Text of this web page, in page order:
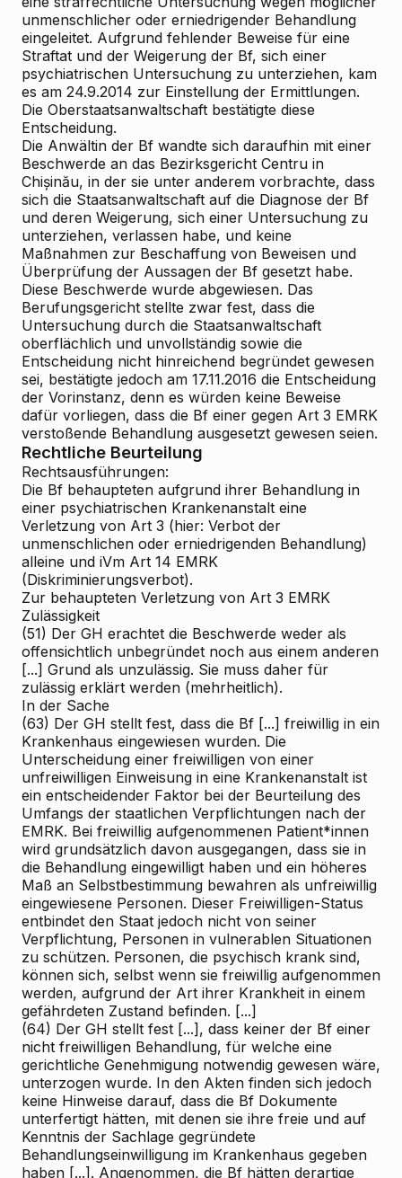
unmenschlicher oder erniedrigender Behandlung
eingeleitet. Aufgrund fehlender Beweise für eine
Straftat und der Weigerung der Bf, sich einer
psychiatrischen Untersuchung zu unterziehen, kam
es am 24.9.2014 zur Einstellung der Ermittlungen.
Die Oberstaatsanwaltschaft bestätigte diese
Entscheidung.
Die Anwältin der Bf wandte sich daraufhin mit einer
Beschwerde an das Bezirksgericht Centru in
Chișinău, in der sie unter anderem vorbrachte, dass
sich die Staatsanwaltschaft auf die Diagnose der Bf
und deren Weigerung, sich einer Untersuchung zu
unterziehen, verlassen habe, und keine
Maßnahmen zur Beschaffung von Beweisen und
Überprüfung der Aussagen der Bf gesetzt habe.
Diese Beschwerde wurde abgewiesen. Das
Berufungsgericht stellte zwar fest, dass die
Untersuchung durch die Staatsanwaltschaft
oberflächlich und unvollständig sowie die
Entscheidung nicht hinreichend begründet gewesen
sei, bestätigte jedoch am 17.11.2016 die Entscheidung
der Vorinstanz, denn es würden keine Beweise
dafür vorliegen, dass die Bf einer gegen Art 3 EMRK
verstoßende Behandlung ausgesetzt gewesen seien.
Rechtliche Beurteilung
Rechtsausführungen:
Die Bf behaupteten aufgrund ihrer Behandlung in
einer psychiatrischen Krankenanstalt eine
Verletzung von Art 3 (hier: Verbot der
unmenschlichen oder erniedrigenden Behandlung)
alleine und iVm Art 14 EMRK
(Diskriminierungsverbot).
Zur behaupteten Verletzung von Art 3 EMRK
Zulässigkeit
(51) Der GH erachtet die Beschwerde weder als
offensichtlich unbegründet noch aus einem anderen
[...] Grund als unzulässig. Sie muss daher für
zulässig erklärt werden (mehrheitlich).
In der Sache
(63) Der GH stellt fest, dass die Bf [...] freiwillig in ein
Krankenhaus eingewiesen wurden. Die
Unterscheidung einer freiwilligen von einer
unfreiwilligen Einweisung in eine Krankenanstalt ist
ein entscheidender Faktor bei der Beurteilung des
Umfangs der staatlichen Verpflichtungen nach der
EMRK. Bei freiwillig aufgenommenen Patient*innen
wird grundsätzlich davon ausgegangen, dass sie in
die Behandlung eingewilligt haben und ein höheres
Maß an Selbstbestimmung bewahren als unfreiwillig
eingewiesene Personen. Dieser Freiwilligen-Status
entbindet den Staat jedoch nicht von seiner
Verpflichtung, Personen in vulnerablen Situationen
zu schützen. Personen, die psychisch krank sind,
können sich, selbst wenn sie freiwillig aufgenommen
werden, aufgrund der Art ihrer Krankheit in einem
gefährdeten Zustand befinden. [...]
(64) Der GH stellt fest [...], dass keiner der Bf einer
nicht freiwilligen Behandlung, für welche eine
gerichtliche Genehmigung notwendig gewesen wäre,
unterzogen wurde. In den Akten finden sich jedoch
keine Hinweise darauf, dass die Bf Dokumente
unterfertigt hätten, mit denen sie ihre freie und auf
Kenntnis der Sachlage gegründete
Behandlungseinwilligung im Krankenhaus gegeben
haben [...]. Angenommen, die Bf hätten derartige